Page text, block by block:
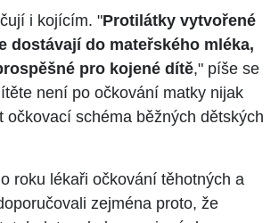
i kojícím. "Protilátky vytvořené
dostávají do mateřského mléka,
pro kojené dítě," píše se
není po očkování matky nijak
očkovací schéma běžných dětských
roku lékaři očkování těhotných a
zejména proto, že